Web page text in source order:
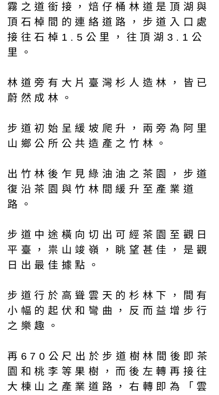
霧之道銜接，焙仔桶林道是頂湖與
頂石棹間的連絡道路，步道入口處
接往石棹1.5公里，往頂湖3.1公
里。
林道旁有大片臺灣杉人造林，皆已
蔚然成林。
步道初始呈緩坡爬升，兩旁為阿里
山鄉公所公共造產之竹林。
出竹林後乍見綠油油之茶園，步道
復沿茶園與竹林間緩升至產業道
路。
步道中途橫向切出可經茶園至觀日
平臺，祟山竣嶺，眺望甚佳，是觀
日出最佳據點。
步道行於高聳雲天的杉林下，間有
小幅的起伏和彎曲，反而益增步行
之樂趣。
再670公尺出於步道樹林間後即茶
園和桃李等果樹，而後左轉再接往
大棟山之產業道路，右轉即為「雲